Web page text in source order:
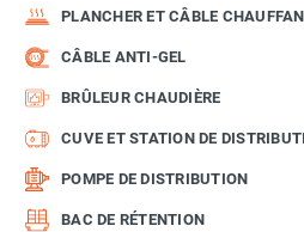
PLANCHER ET CÂBLE
CÂBLE ANTI-GEL
BRÛLEUR CHAUDIÈRE
CUVE ET STATION DE
POMPE DE DISTRIBUTION
BAC DE RÉTENTION